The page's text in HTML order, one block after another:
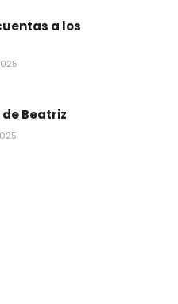
a los
Beatriz